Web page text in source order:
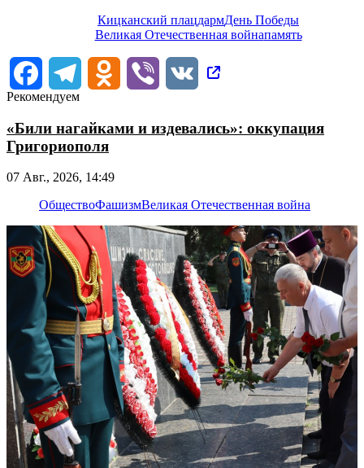
Кицканский плацдармДень Победы
Великая Отечественная войнапамять
FacebookTelegram Odnoklassniki
Viber
VK
Рекомендуем
«Били нагайками и издевались»: оккупация
Григориополя
07 Авг., 2026, 14:49
ОбществоФашизмВеликая Отечественная война